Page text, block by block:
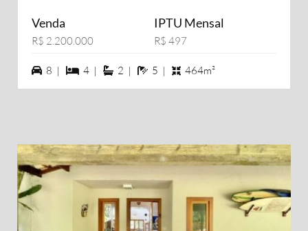
Venda
R$ 2.200.000
IPTU Mensal
R$ 497
8 vagas na garagem
8 | 4 dormiórios
4 | 2 suítes
2 | 5 banheiros
5 | 464m²